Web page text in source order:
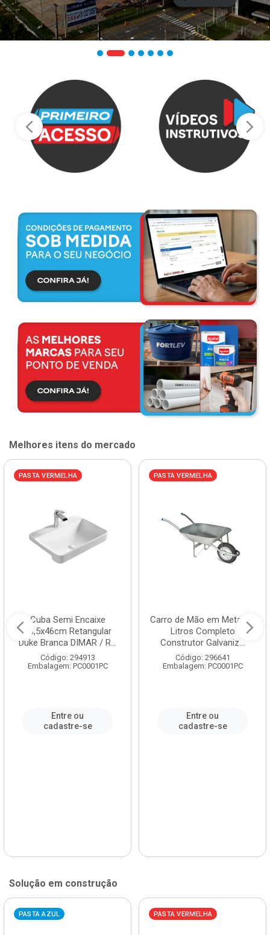
Melhores itens do mercado
PASTA VERMELHA
Cuba Semi Encaixe
58,5x46cm Retangular
Duke Branca DIMAR / R...
Código: 294913
Embalagem: PC0001PC
Entre ou
cadastre-se
PASTA VERMELHA
Carro de Mão em Metal 60
Litros Completo
Construtor Galvaniz...
Código: 296641
Embalagem: PC0001PC
Entre ou
cadastre-se
Solução em construção
PASTA AZUL PASTA VERMELHA